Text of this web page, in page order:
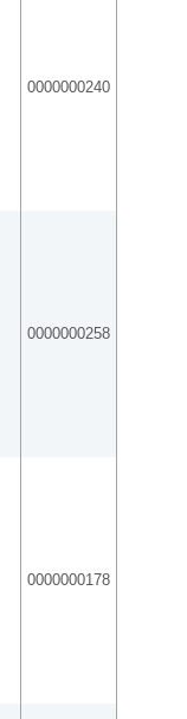
0000000240
0000000258
0000000178